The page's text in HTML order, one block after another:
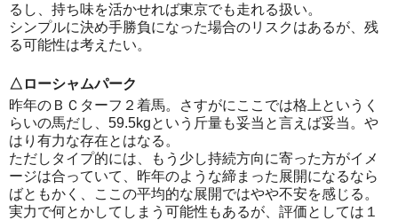
るし、持ち味を活かせれば東京でも走れる扱い。
シンプルに決め手勝負になった場合のリスクはあるが、残
る可能性は考えたい。
△ローシャムパーク
昨年のＢＣターフ２着馬。さすがにここでは格上というく
らいの馬だし、59.5kgという斤量も妥当と言えば妥当。や
はり有力な存在とはなる。
ただしタイプ的には、もう少し持続方向に寄った方がイメ
ージは合っていて、昨年のような締まった展開になるなら
ばともかく、ここの平均的な展開ではやや不安を感じる。
実力で何とかしてしまう可能性もあるが、評価としては１